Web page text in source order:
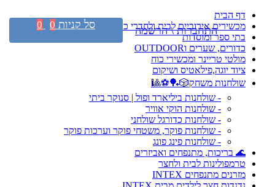
דף הבית
מכשירים אירוביים לבית ולחדרי כושר
בתי ספר ומוסדות
כדורים, שערים וOUTDOOR
מולטי טריינר ומכשירי כוח
ציוד יוגה,פילאטיס ושיקום
שולחנות משחק🎲🏓⚽🎱
- שולחנות ביליארד ופול | סנוקר ביתי
- שולחנות הוקי אוויר
- שולחנות כדורגל שולחני
- שולחנות פוקר, משטחי פוקר וערכות פוקר
- שולחנות פינג פונג
🌊 בריכות, מתנפחים ואביזרים
טרמפולינות לבית ולחצר
מזרנים מתנפחים INTEX
התחברות \ הרשמה סל קניות 0
0